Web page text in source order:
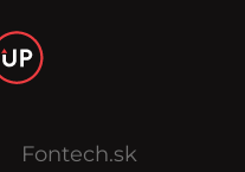
Fontech.sk